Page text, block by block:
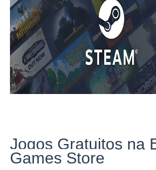
Jogos Gratuitos na
Games Store